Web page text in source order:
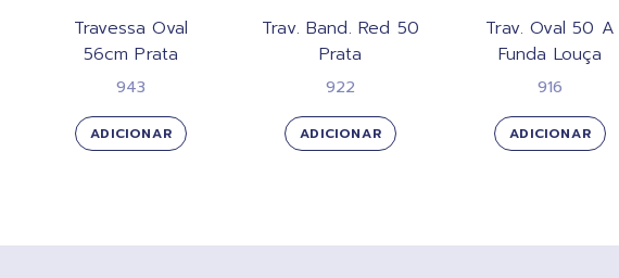
Travessa Oval
56cm Prata
943
ADICIONAR
Trav. Band. Red 50
Prata
922
ADICIONAR
Trav. Oval 50 A
Funda Louça
916
ADICIONAR